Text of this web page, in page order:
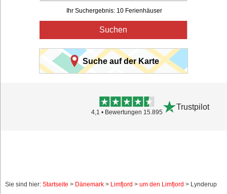
Ihr Suchergebnis: 10 Ferienhäuser
Suchen
Suche auf der Karte
4,1 • Bewertungen 15.895
Trustpilot
Sie sind hier: Startseite > Dänemark > Limfjord > um den Limfjord > Lynderup